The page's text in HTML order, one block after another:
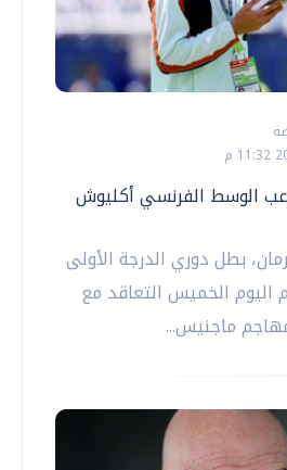
الوسط الفرنسي أكليوش
بطل دوري الدرجة الأولى
‌اليوم الخميس التعاقد مع
ماجنيس...